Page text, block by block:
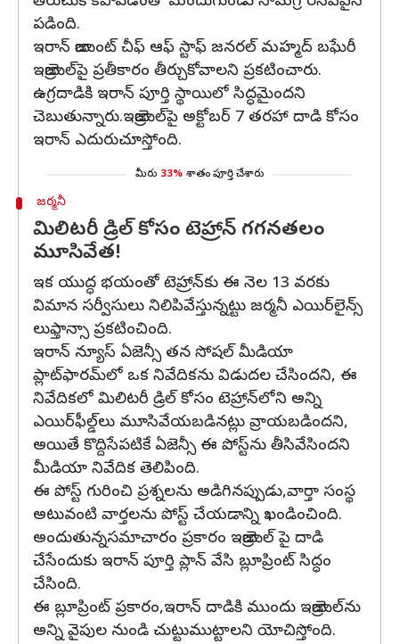
పడింది.
ఇరాన్ జాయింట్ చీఫ్ ఆఫ్ స్టాఫ్ జనరల్ మహ్మద్ బఘేరీ
ఇజ్రాయెల్‌పై ప్రతీకారం తీర్చుకోవాలని ప్రకటించారు.
ఉగ్రదాడికి ఇరాన్ పూర్తి స్థాయిలో సిద్ధమైందని
చెబుతున్నారు.ఇజ్రాయెల్‌పై అక్టోబర్ 7 తరహా దాడి కోసం
ఇరాన్ ఎదురుచూస్తోంది.
మీరు 33% శాతం పూర్తి చేశారు
జర్మనీ
మిలిటరీ డ్రిల్ కోసం టెహ్రాన్ గగనతలం
మూసివేత!
ఇక యుద్ధ భయంతో టెహ్రాన్‌కు ఈ నెల 13 వరకు
విమాన సర్వీసులు నిలిపివేస్తున్నట్టు జర్మనీ ఎయిర్‌లైన్స్‌
లుఫ్తాన్సా ప్రకటించింది.
ఇరాన్ న్యూస్ ఏజెన్సీ తన సోషల్ మీడియా
ప్లాట్‌ఫారమ్‌లో ఒక నివేదికను విడుదల చేసిందని, ఈ
నివేదికలో మిలిటరీ డ్రిల్ కోసం టెహ్రాన్‌లోని అన్ని
ఎయిర్‌ఫీల్డ్‌లు మూసివేయబడినట్లు వ్రాయబడిందని,
అయితే కొద్దిసేపటికే ఏజెన్సీ ఈ పోస్ట్‌ను తీసివేసిందని
మీడియా నివేదిక తెలిపింది.
ఈ పోస్ట్ గురించి ప్రశ్నలను అడిగినప్పుడు,వార్తా సంస్థ
అటువంటి వార్తలను పోస్ట్ చేయడాన్ని ఖండించింది.
అందుతున్నసమాచారం ప్రకారం ఇజ్రాయెల్ పై దాడి
చేసేందుకు ఇరాన్ పూర్తి ప్లాన్ వేసి బ్లూప్రింట్ సిద్ధం
చేసింది.
ఈ బ్లూప్రింట్ ప్రకారం,ఇరాన్ దాడికి ముందు ఇజ్రాయెల్‌ను
అన్ని వైపుల నుండి చుట్టుముట్టాలని యోచిస్తోంది.